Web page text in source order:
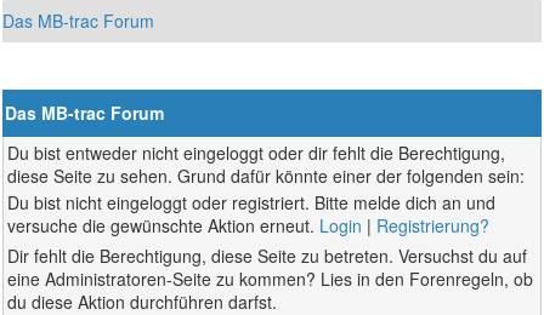
Das MB-trac Forum
Das MB-trac Forum
Du bist entweder nicht eingeloggt oder dir fehlt die Berechtigung,
diese Seite zu sehen. Grund dafür könnte einer der folgenden sein:
Du bist nicht eingeloggt oder registriert. Bitte melde dich an und
versuche die gewünschte Aktion erneut. Login | Registrierung?
Dir fehlt die Berechtigung, diese Seite zu betreten. Versuchst du auf
eine Administratoren-Seite zu kommen? Lies in den Forenregeln, ob
du diese Aktion durchführen darfst.